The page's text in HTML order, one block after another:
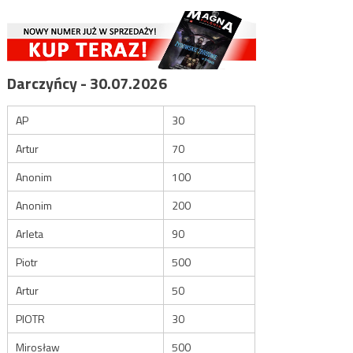
Darczyńcy - 30.07.2026
AP
30
Artur
70
Anonim
100
Anonim
200
Arleta
90
Piotr
500
Artur
50
PIOTR
30
Mirosław
500